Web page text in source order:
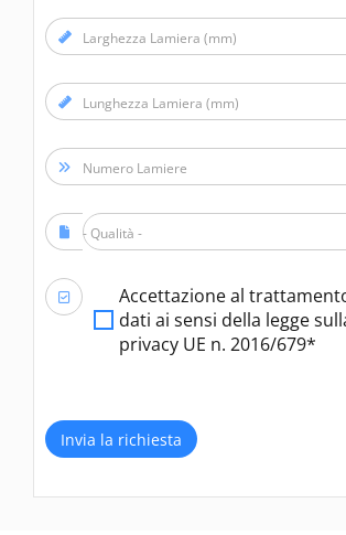
Larghezza Lamiera (mm)
Lunghezza Lamiera (mm)
Numero Lamiere
- Qualità -
Accettazione al
dati ai sensi della legge
privacy UE n. 2016/679*
Invia la richiesta